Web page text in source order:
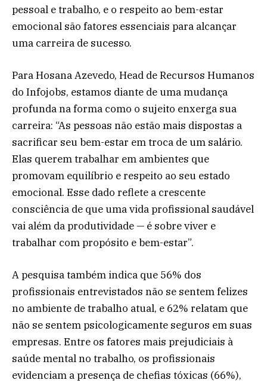
pessoal e trabalho, e o respeito ao bem-estar
emocional são fatores essenciais para alcançar
uma carreira de sucesso.
Para Hosana Azevedo, Head de Recursos Humanos
do Infojobs, estamos diante de uma mudança
profunda na forma como o sujeito enxerga sua
carreira: “As pessoas não estão mais dispostas a
sacrificar seu bem-estar em troca de um salário.
Elas querem trabalhar em ambientes que
promovam equilíbrio e respeito ao seu estado
emocional. Esse dado reflete a crescente
consciência de que uma vida profissional saudável
vai além da produtividade — é sobre viver e
trabalhar com propósito e bem-estar”.
A pesquisa também indica que 56% dos
profissionais entrevistados não se sentem felizes
no ambiente de trabalho atual, e 62% relatam que
não se sentem psicologicamente seguros em suas
empresas. Entre os fatores mais prejudiciais à
saúde mental no trabalho, os profissionais
evidenciam a presença de chefias tóxicas (66%),